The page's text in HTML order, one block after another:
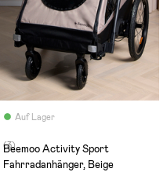
Auf Lager
(3)
Beemoo Activity Sport
Fahrradanhänger, Beige